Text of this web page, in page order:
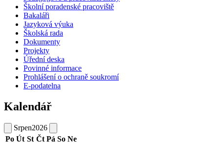
Školní poradenské pracoviště
Bakaláři
Jazyková výuka
Školská rada
Dokumenty
Projekty
Úřední deska
Povinné informace
Prohlášení o ochraně soukromí
E-podatelna
Kalendář
Srpen2026
Po Út St Čt Pá So Ne